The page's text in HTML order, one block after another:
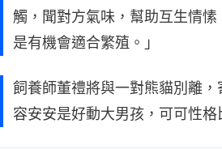
觸，聞對方氣味，幫助互生情
是有機會適合繁殖。」
飼養師董禮將與一對熊貓別離
容安安是好動大男孩，可可性格